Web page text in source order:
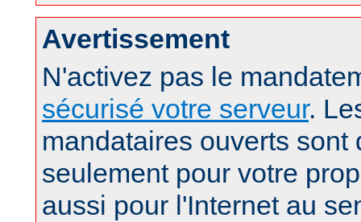
Avertissement
N'activez pas le
sécurisé votre serveur.
mandataires ouverts sont
seulement pour votre
aussi pour l'Internet au